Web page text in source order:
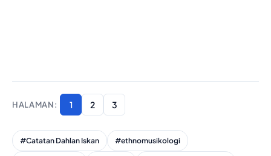
1 2 3
#Catatan Dahlan Iskan #ethnomusikologi